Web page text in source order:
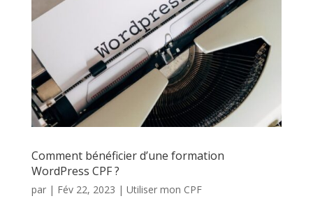
Comment bénéficier d’une formation
WordPress CPF ?
par | Fév 22, 2023 | Utiliser mon CPF